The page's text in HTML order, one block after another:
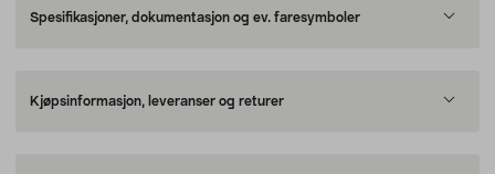
Spesifikasjoner, dokumentasjon og ev. faresymboler
Kjøpsinformasjon, leveranser og returer